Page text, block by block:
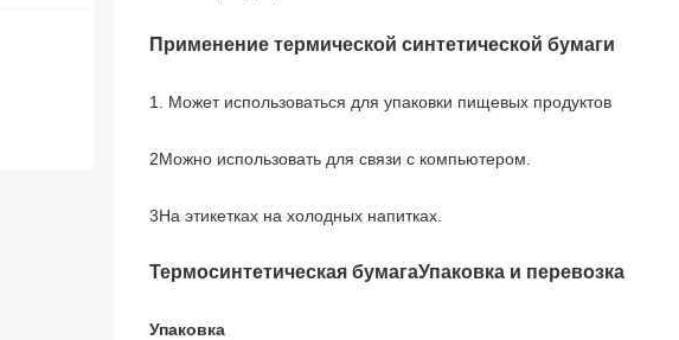
Применение термической синтетической бумаги
1. Может использоваться для упаковки пищевых продуктов
2Можно использовать для связи с компьютером.
3На этикетках на холодных напитках.
Термосинтетическая бумагаУпаковка и перевозка
Упаковка